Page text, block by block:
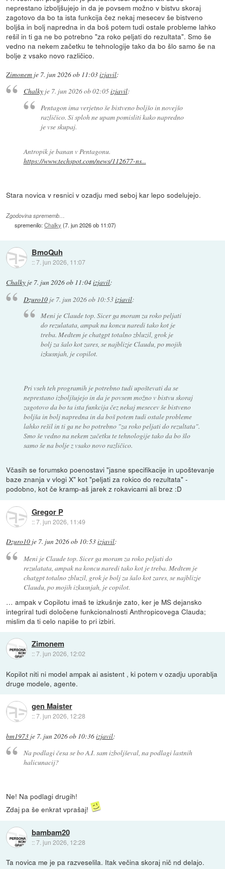
neprestano izboljšujejo in da je povsem možno v bistvu skoraj
zagotovo da bo ta ista funkcija čez nekaj mesecev še bistveno
boljša in bolj napredna in da boš potem tudi ostale probleme lahko
rešil in ti ga ne bo potrebno "za roko peljati do rezultata". Smo še
vedno na nekem začetku te tehnologije tako da bo šlo samo še na
bolje z vsako novo različico.
Zimonem je 7. jun 2026 ob 11:03izjavil:
Chalkyje 7. jun 2026 ob 02:05izjavil:
Pentagon ima verjetno še bistveno boljšo in novejšo
različico. Si sploh ne upam pomisliti kako napredno
je vse skupaj.
Antropik je banan v Pentagonu.
https://www.techspot.com/news/112677-ns...
Stara novica v resnici v ozadju med seboj kar lepo sodelujejo.
Zgodovina sprememb…
spremenilo:Chalky (7. jun 2026 ob 11:07)
BmoQuh
::7. jun 2026, 11:07
Chalky je 7. jun 2026 ob 11:04izjavil:
Dzuro10je 7. jun 2026 ob 10:53izjavil:
Meni je Claude top. Sicer ga moram za roko peljati
do rezulatata, ampak na koncu naredi tako kot je
treba. Medtem je chatgpt totalno zbluzil, grok je
bolj za šalo kot zares, se najblizje Claudu, po mojih
izkusnjah, je copilot.
Pri vseh teh programih je potrebno tudi upoštevati da se
neprestano izboljšujejo in da je povsem možno v bistvu skoraj
zagotovo da bo ta ista funkcija čez nekaj mesecev še bistveno
boljša in bolj napredna in da boš potem tudi ostale probleme
lahko rešil in ti ga ne bo potrebno "za roko peljati do rezultata".
Smo še vedno na nekem začetku te tehnologije tako da bo šlo
samo še na bolje z vsako novo različico.
Včasih se forumsko poenostavi "jasne specifikacije in upoštevanje
baze znanja v vlogi X" kot "peljati za rokico do rezultata" -
podobno, kot če kramp-aš jarek z rokavicami ali brez :D
Gregor P
::7. jun 2026, 11:49
Dzuro10 je 7. jun 2026 ob 10:53izjavil:
Meni je Claude top. Sicer ga moram za roko peljati do
rezulatata, ampak na koncu naredi tako kot je treba. Medtem je
chatgpt totalno zbluzil, grok je bolj za šalo kot zares, se najblizje
Claudu, po mojih izkusnjah, je copilot.
… ampak v Copilotu imaš te izkušnje zato, ker je MS dejansko
integriral tudi določene funkcionalnosti Anthropicovega Clauda;
mislim da ti celo napiše to pri izbiri.
Zimonem
::7. jun 2026, 12:02
Kopilot niti ni model ampak ai asistent , ki potem v ozadju uporablja
druge modele, agente.
gen Maister
::7. jun 2026, 12:28
bm1973 je 7. jun 2026 ob 10:36izjavil:
Na podlagi česa se bo A.I. sam izboljševal, na podlagi lastnih
halicunacij?
Ne! Na podlagi drugih!
Zdaj pa še enkrat vprašaj!
bambam20
::7. jun 2026, 12:28
Ta novica me je pa razveselila. Itak večina skoraj nič nd delajo.